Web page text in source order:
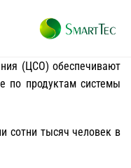
(ЦСО) обеспечивают
по продуктам системы
сотни тысяч человек в